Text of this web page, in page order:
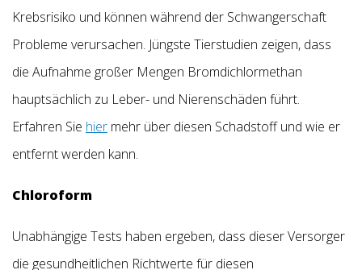
Krebsrisiko und können während der Schwangerschaft
Probleme verursachen. Jüngste Tierstudien zeigen, dass
die Aufnahme großer Mengen Bromdichlormethan
hauptsächlich zu Leber- und Nierenschäden führt.
Erfahren Sie hier mehr über diesen Schadstoff und wie er
entfernt werden kann.
Chloroform
Unabhängige Tests haben ergeben, dass dieser Versorger
die gesundheitlichen Richtwerte für diesen